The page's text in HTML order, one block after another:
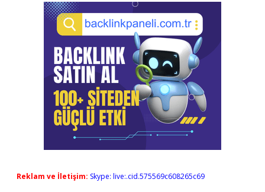
Reklam ve İletişim: Skype: live:.cid.575569c608265c69